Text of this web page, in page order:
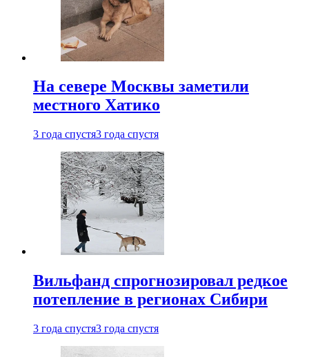
На севере Москвы заметили
местного Хатико
3 года спустя3 года спустя
Вильфанд спрогнозировал редкое
потепление в регионах Сибири
3 года спустя3 года спустя